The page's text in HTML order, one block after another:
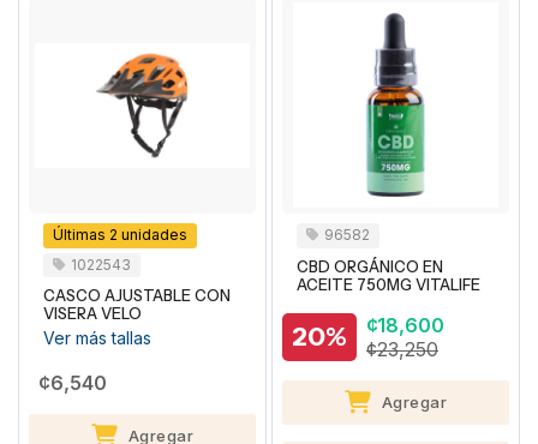
Últimas 2 unidades
1022543
CASCO AJUSTABLE CON
VISERA VELO
Ver más tallas
¢6,540
Agregar
96582
CBD ORGÁNICO EN
ACEITE 750MG VITALIFE
20%
¢18,600
¢23,250
Agregar